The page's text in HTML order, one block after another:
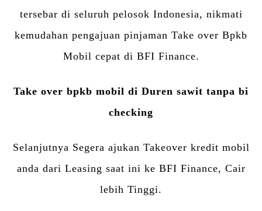
tersebar di seluruh pelosok Indonesia, nikmati
kemudahan pengajuan pinjaman Take over Bpkb
Mobil cepat di BFI Finance.
Take over bpkb mobil di Duren sawit tanpa bi
checking
Selanjutnya Segera ajukan Takeover kredit mobil
anda dari Leasing saat ini ke BFI Finance, Cair
lebih Tinggi.